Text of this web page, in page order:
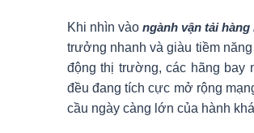
Khi nhìn vàongành vận tải
trưởng nhanh và giàu tiềm
động thị trường, các hãng bay
đều đang tích cực mở rộng
cầu ngày càng lớn của hành